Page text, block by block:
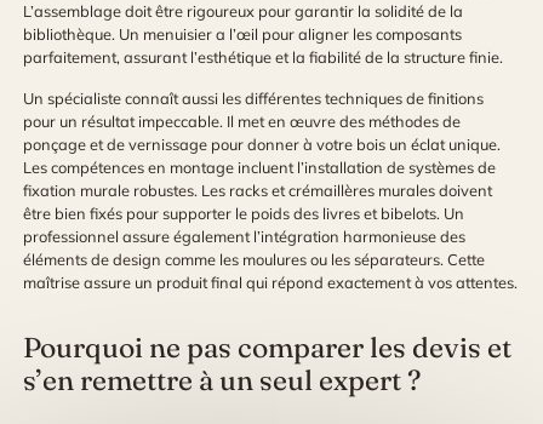
L’assemblage doit être rigoureux pour garantir la solidité de la
bibliothèque. Un menuisier a l’œil pour aligner les composants
parfaitement, assurant l’esthétique et la fiabilité de la structure finie.
Un spécialiste connaît aussi les différentes techniques de finitions
pour un résultat impeccable. Il met en œuvre des méthodes de
ponçage et de vernissage pour donner à votre bois un éclat unique.
Les compétences en montage incluent l’installation de systèmes de
fixation murale robustes. Les racks et crémaillères murales doivent
être bien fixés pour supporter le poids des livres et bibelots. Un
professionnel assure également l’intégration harmonieuse des
éléments de design comme les moulures ou les séparateurs. Cette
maîtrise assure un produit final qui répond exactement à vos attentes.
Pourquoi ne pas comparer les devis et
s’en remettre à un seul expert ?